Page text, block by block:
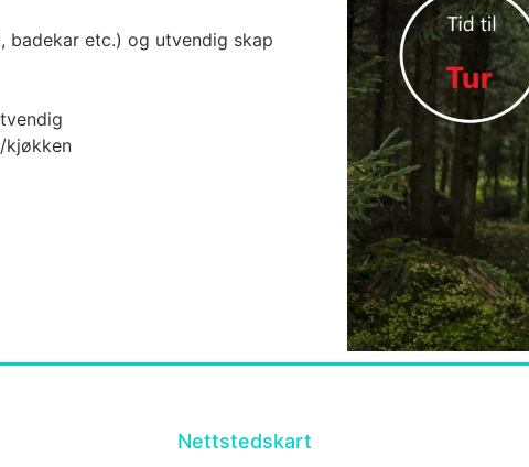
badekar etc.) og utvendig skap
kjøkken
Nettstedskart